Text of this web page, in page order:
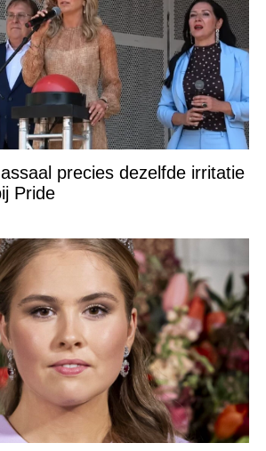
precies dezelfde irritatie
Pride